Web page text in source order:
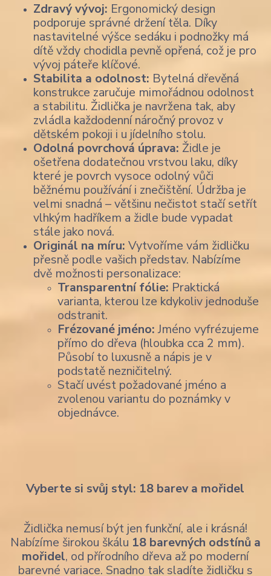
Zdravý vývoj: Ergonomický design
podporuje správné držení těla. Díky
nastavitelné výšce sedáku i podnožky má
dítě vždy chodidla pevně opřená, což je pro
vývoj páteře klíčové.
Stabilita a odolnost: Bytelná dřevěná
konstrukce zaručuje mimořádnou odolnost
a stabilitu. Židlička je navržena tak, aby
zvládla každodenní náročný provoz v
dětském pokoji i u jídelního stolu.
Odolná povrchová úprava: Židle je
ošetřena dodatečnou vrstvou laku, díky
které je povrch vysoce odolný vůči
běžnému používání i znečištění. Údržba je
velmi snadná – většinu nečistot stačí setřít
vlhkým hadříkem a židle bude vypadat
stále jako nová.
Originál na míru: Vytvoříme vám židličku
přesně podle vašich představ. Nabízíme
dvě možnosti personalizace:
Transparentní fólie: Praktická
varianta, kterou lze kdykoliv jednoduše
odstranit.
Frézované jméno:Jméno vyfrézujeme
přímo do dřeva (hloubka cca 2 mm).
Působí to luxusně a nápis je v
podstatě nezničitelný.
Stačí uvést požadované jméno a
zvolenou variantu do poznámky v
objednávce.
Vyberte si svůj styl: 18 barev a mořidel
Židlička nemusí být jen funkční, ale i krásná!
Nabízíme širokou škálu 18 barevných odstínů a
mořidel, od přírodního dřeva až po moderní
barevné variace. Snadno tak sladíte židličku s